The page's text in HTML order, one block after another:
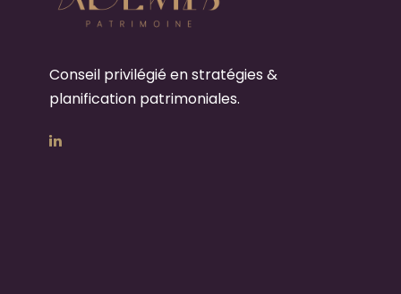
Conseil privilégié en stratégies &
planification patrimoniales.